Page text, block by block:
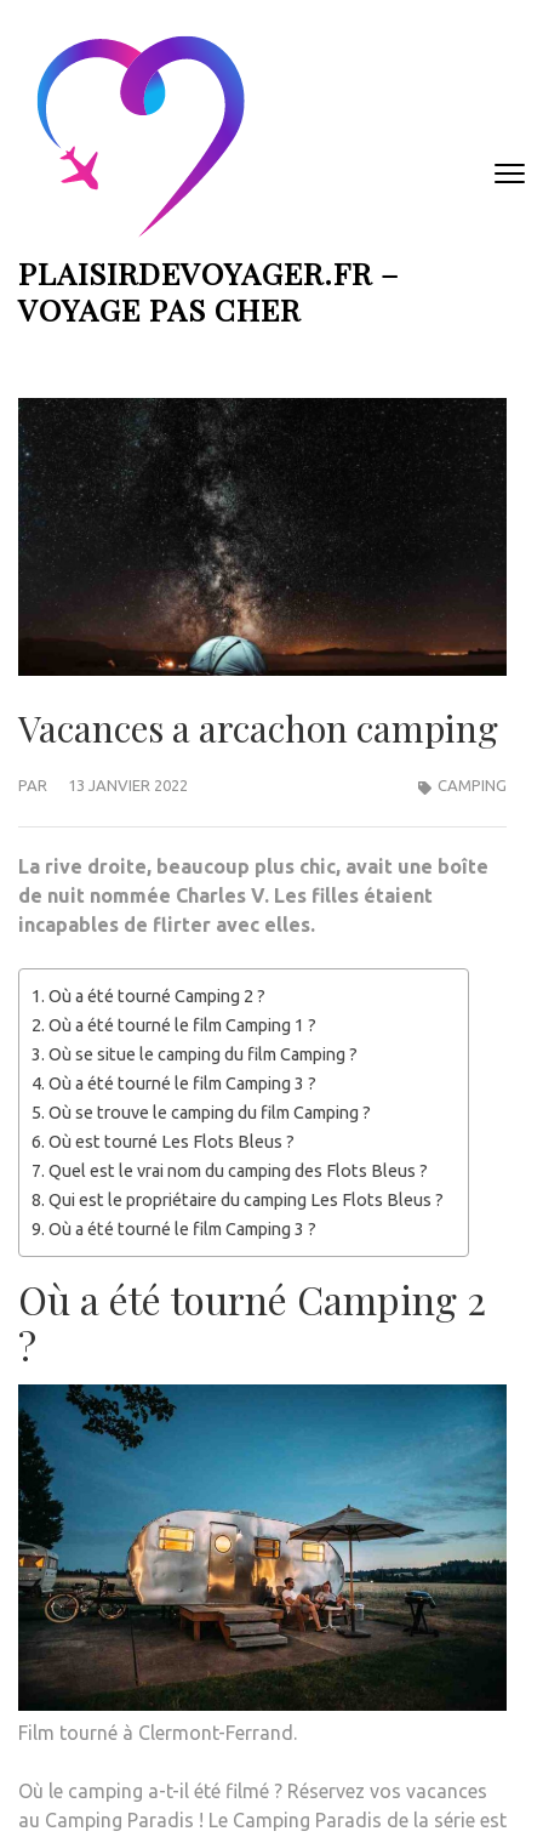
contenu
(Pressez
Entrée)
PLAISIRDEVOYAGER.FR –
VOYAGE PAS CHER
Vacances a arcachon camping
PAR 13 JANVIER 2022 CAMPING
La rive droite, beaucoup plus chic, avait une boîte
de nuit nommée Charles V. Les filles étaient
incapables de flirter avec elles.
Où a été tourné Camping 2 ?
Où a été tourné le film Camping 1 ?
Où se situe le camping du film Camping ?
Où a été tourné le film Camping 3 ?
Où se trouve le camping du film Camping ?
Où est tourné Les Flots Bleus ?
Quel est le vrai nom du camping des Flots Bleus ?
Qui est le propriétaire du camping Les Flots Bleus ?
Où a été tourné le film Camping 3 ?
Où a été tourné Camping 2
?
Film tourné à Clermont-Ferrand.
Où le camping a-t-il été filmé ? Réservez vos vacances
au Camping Paradis ! Le Camping Paradis de la série est